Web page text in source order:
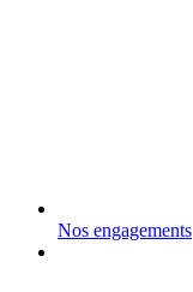
Nos engagements